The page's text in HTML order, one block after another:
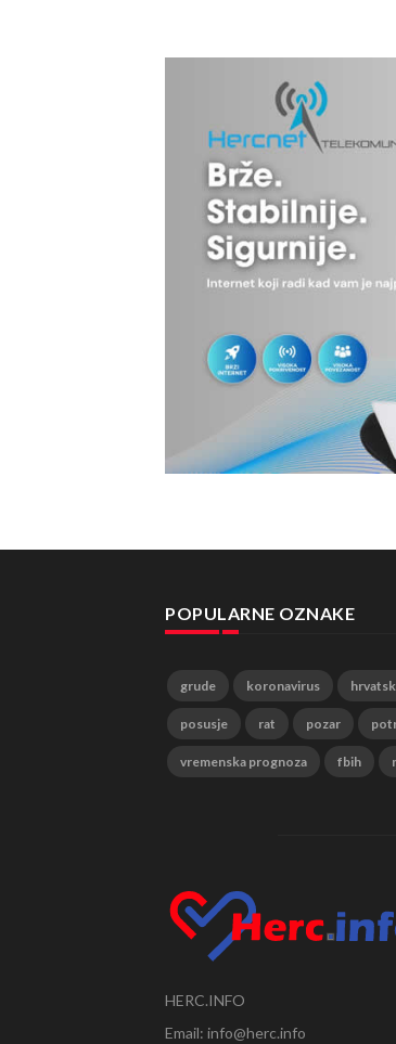
POPULARNE OZNAKE
grude koronavirus
posusje rat pozar
vremenska prognoza fbih
HERC.INFO
Email: info@herc.info